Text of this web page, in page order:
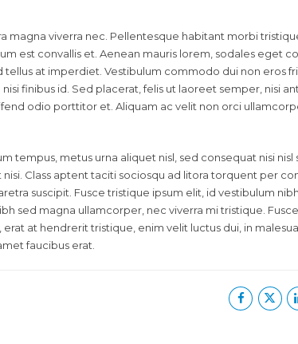
magna viverra nec. Pellentesque habitant morbi
est convallis et. Aenean mauris lorem, sodales eget
at imperdiet. Vestibulum commodo dui non eros
finibus id. Sed placerat, felis ut laoreet semper, nisi
odio porttitor et. Aliquam ac velit non orci
tempus, metus urna aliquet nisl, sed consequat nisi nisl
Class aptent taciti sociosqu ad litora torquent per
suscipit. Fusce tristique ipsum elit, id vestibulum
sed magna ullamcorper, nec viverra mi tristique.
at hendrerit tristique, enim velit luctus dui, in
faucibus erat.